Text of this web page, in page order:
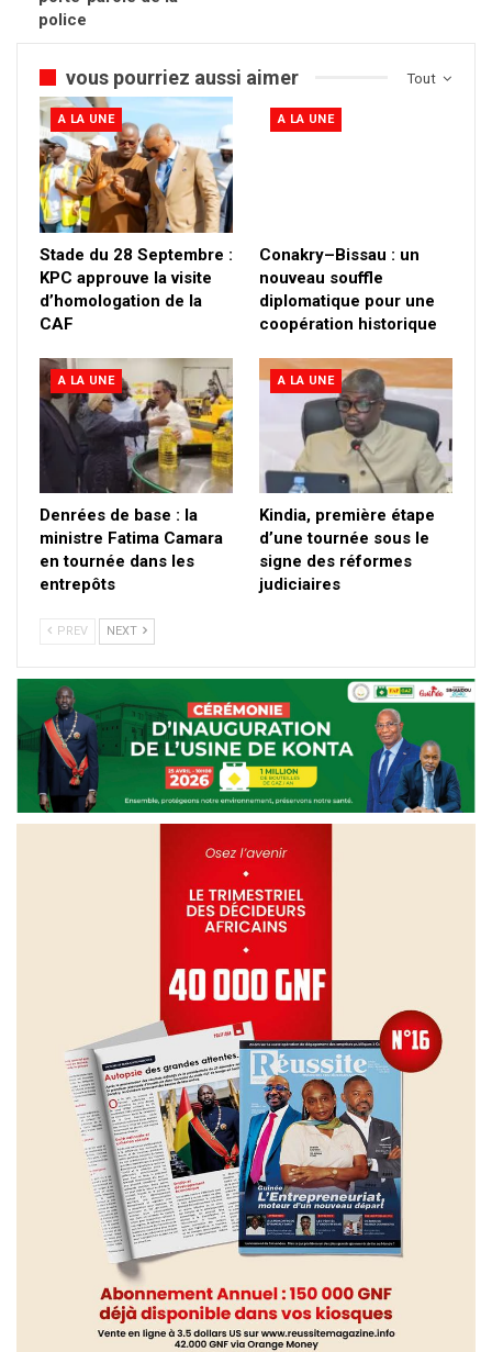
police
Tout
vous pourriez aussi aimer
A LA UNE
Stade du 28 Septembre :
KPC approuve la visite
d’homologation de la
CAF
A LA UNE
Conakry–Bissau : un
nouveau souffle
diplomatique pour une
coopération historique
A LA UNE
Denrées de base : la
ministre Fatima Camara
en tournée dans les
entrepôts
A LA UNE
Kindia, première étape
d’une tournée sous le
signe des réformes
judiciaires
PREV NEXT